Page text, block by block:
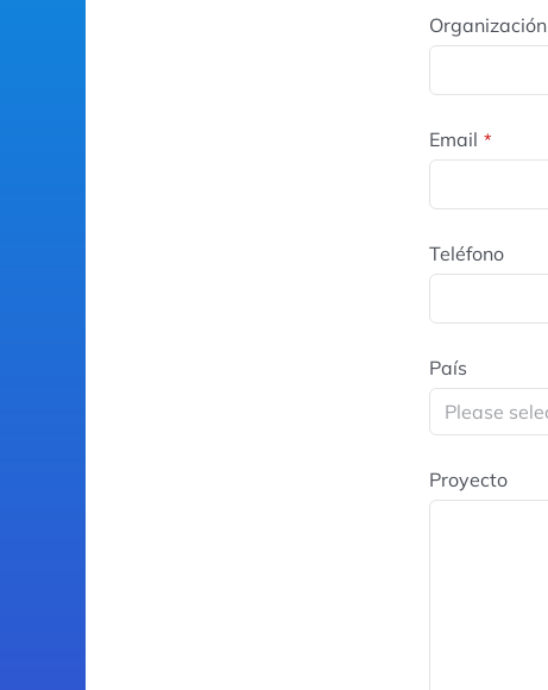
Organización
Email *
Teléfono
País
Proyecto